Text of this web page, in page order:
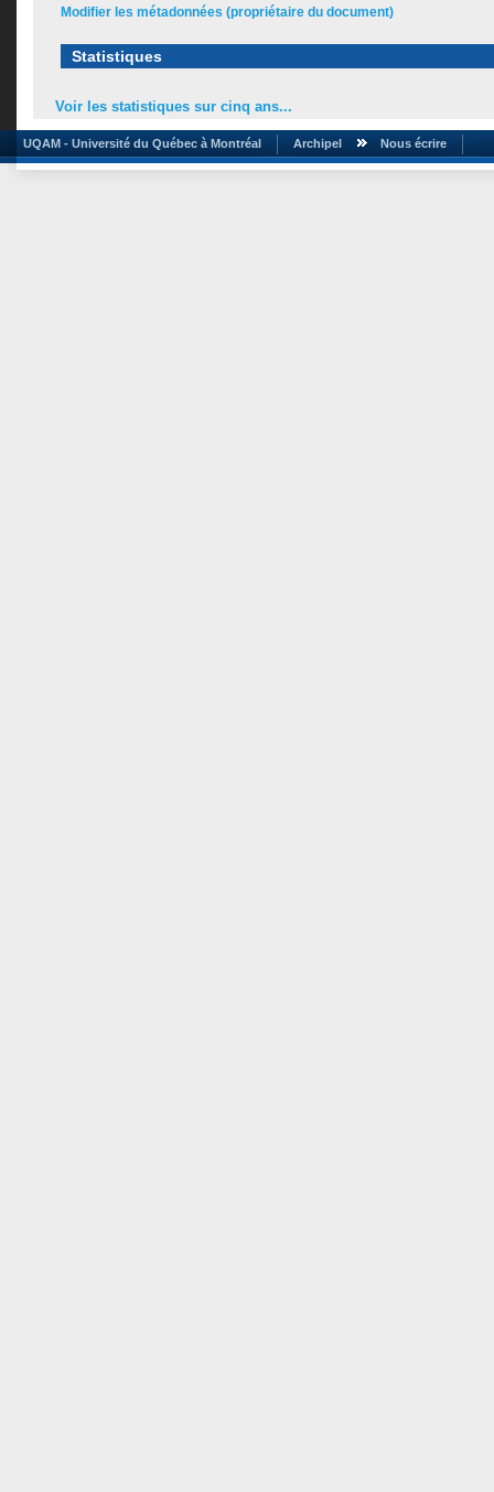
Modifier les métadonnées (propriétaire du document)
Statistiques
Voir les statistiques sur cinq ans...
UQAM - Université du Québec à Montréal Archipel Nous écrire